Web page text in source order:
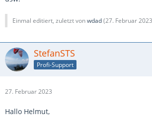
Einmal editiert, zuletzt vonwdad(27. Februar 2023
StefanSTS
Profi-Support
27. Februar 2023
Hallo Helmut,